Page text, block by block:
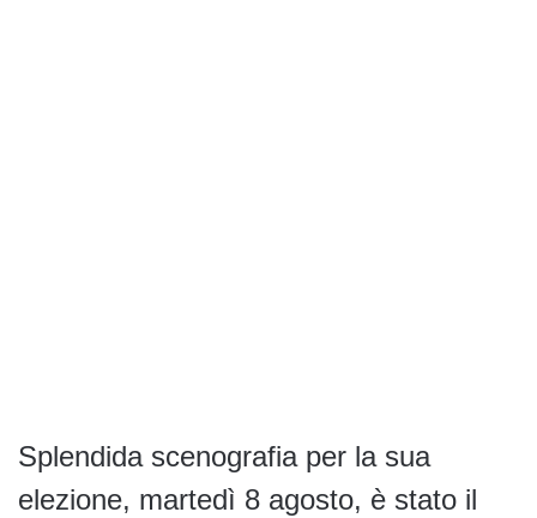
Splendida scenografia per la sua
elezione, martedì 8 agosto, è stato il